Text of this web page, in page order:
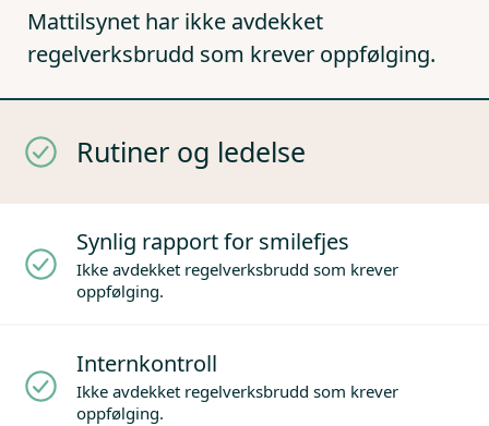
Mattilsynet har ikke avdekket
regelverksbrudd som krever oppfølging.
Rutiner og ledelse
Synlig rapport for smilefjes
Ikke avdekket regelverksbrudd som krever
oppfølging.
Internkontroll
Ikke avdekket regelverksbrudd som krever
oppfølging.